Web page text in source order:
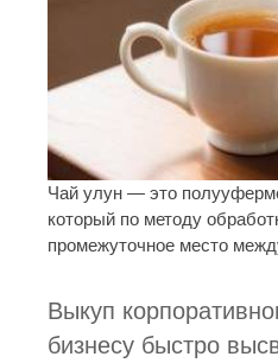
Чай улун — это
который по методу
промежуточное место
Выкуп
бизнесу быстро